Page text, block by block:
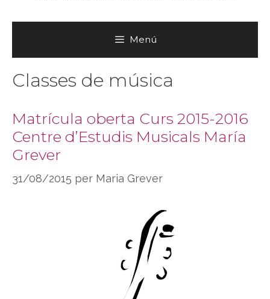
Menú
Classes de música
Matrícula oberta Curs 2015-2016
Centre d’Estudis Musicals María
Grever
31/08/2015 per Maria Grever